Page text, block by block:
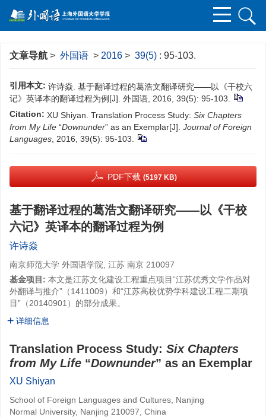
文章导航 > 外国语 > 2016 > 39(5) : 95-103.
引用本文: 许诗焱. 基于翻译过程的葛浩文翻译研究——以《干校六
记》英译本的翻译过程为例[J]. 外国语, 2016, 39(5): 95-103.
Citation: XU Shiyan. Translation Process Study: Six Chapters
from My Life “Downunder” as an Exemplar[J]. Journal of Foreign
Languages , 2016, 39(5): 95-103.
PDF下载 (5197 KB)
基于翻译过程的葛浩文翻译研究——以《干校
六记》英译本的翻译过程为例
许诗焱
南京师范大学 外国语学院, 江苏 南京 210097
基金项目: 本文是江苏文化建设工程重点项目“江苏优秀文学作品对
外翻译与推介”（1411009）和“江苏高校优势学科建设工程二期项
目”（20140901）的部分成果。
详细信息
Translation Process Study: Six Chapters
from My Life “Downunder” as an Exemplar
XU Shiyan
School of Foreign Languages and Cultures, Nanjing
Normal University, Nanjing 210097, China